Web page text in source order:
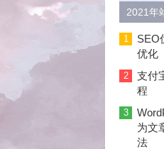
2021年
大合集
1
SEO
优化
2
支付
程
3
为文
法